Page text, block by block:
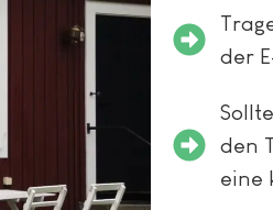
der
den
eine